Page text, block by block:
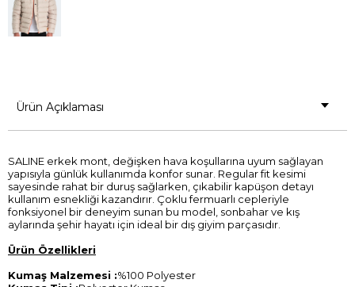
Ürün Açıklaması
SALINE erkek mont, değişken hava koşullarına uyum sağlayan
yapısıyla günlük kullanımda konfor sunar. Regular fit kesimi
sayesinde rahat bir duruş sağlarken, çıkabilir kapüşon detayı
kullanım esnekliği kazandırır. Çoklu fermuarlı cepleriyle
fonksiyonel bir deneyim sunan bu model, sonbahar ve kış
aylarında şehir hayatı için ideal bir dış giyim parçasıdır.
Ürün Özellikleri
Kumaş Malzemesi :%100 Polyester